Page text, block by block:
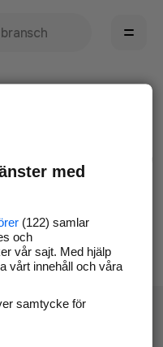
kan avhjälpa det.
och försök igen
med
(122) samlar
och
vår sajt. Med hjälp
vårt innehåll och våra
samtycke för